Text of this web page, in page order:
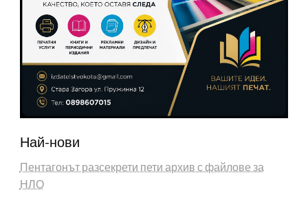
Най-нови
Пентагонът разсекрети пети архив с файлове за
НЛО